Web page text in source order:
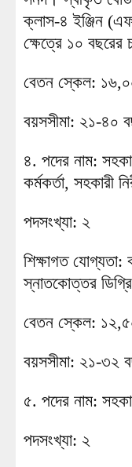
ক্লাস-৪ ইঞ্জিন
ক্ষেত্রে ১০ বছরের
বেতন স্কেল:
বয়সসীমা: ২১-৪০
৪. পদের নাম:
কর্মকর্তা, সহকারী
পদসংখ্যা: ২
শিক্ষাগত যোগ্যতা:
স্নাতকোত্তর
বেতন স্কেল:
বয়সসীমা: ২১-৩২
৫. পদের নাম:
পদসংখ্যা: ২